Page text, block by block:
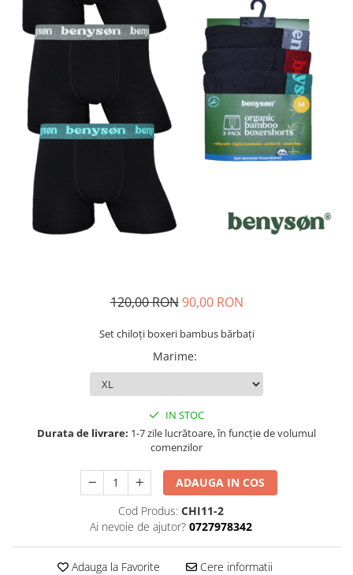
Lenjerie intima
120,00 RON 90,00 RON
Set chiloți boxeri bambus bărbați
Marime:
IN STOC
Durata de livrare: 1-7 zile lucrătoare, în funcție de volumul
comenzilor
ADAUGA IN COS
Cod Produs: CHI11-2
Ai nevoie de ajutor? 0727978342
Adauga la Favorite Cere informatii